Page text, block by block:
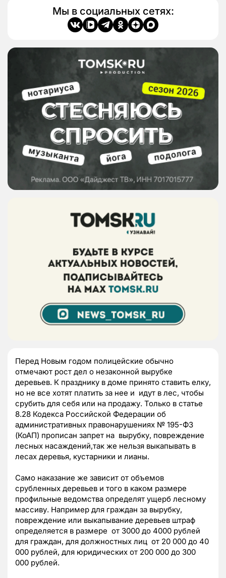
Мы в социальных сетях:
Перед Новым годом полицейские обычно
отмечают рост дел о незаконной вырубке
деревьев. К празднику в доме принято ставить елку,
но не все хотят платить за нее и идут в лес, чтобы
срубить для себя или на продажу. Только в статье
8.28 Кодекса Российской Федерации об
административных правонарушениях № 195-ФЗ
(КоАП) прописан запрет на вырубку, повреждение
лесных насаждений,так же нельзя выкапывать в
лесах деревья, кустарники и лианы.
Само наказание же зависит от объемов
срубленных деревьев и того в каком размере
профильные ведомства определят ущерб лесному
массиву. Например для граждан за вырубку,
повреждение или выкапывание деревьев штраф
определяется в размере от 3000 до 4000 рублей
для граждан, для должностных лиц от 20 000 до 40
000 рублей, для юридических от 200 000 до 300
000 рублей.